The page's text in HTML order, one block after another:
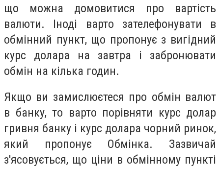
що можна домовитися про вартість
валюти. Іноді варто зателефонувати в
обмінний пункт, що пропонує з вигідний
курс долара на завтра і забронювати
обмін на кілька годин.
Якщо ви замислюєтеся про обмін валют
в банку, то варто порівняти курс долар
гривня банку і курс долара чорний ринок,
який пропонує Обмінка. Зазвичай
з'ясовується, що ціни в обмінному пункті